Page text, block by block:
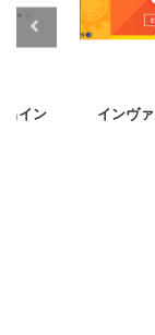
口コミ50選！悪い